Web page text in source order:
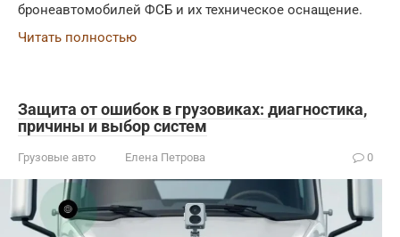
бронеавтомобилей ФСБ и их техническое оснащение.
Читать полностью
Защита от ошибок в грузовиках: диагностика,
причины и выбор систем
Грузовые авто Елена Петрова 0